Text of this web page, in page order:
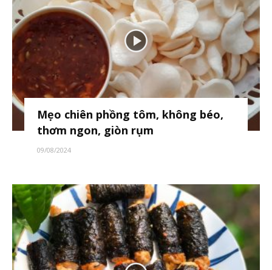
Mẹo chiên phồng tôm, không béo,
thơm ngon, giòn rụm
09/08/2024